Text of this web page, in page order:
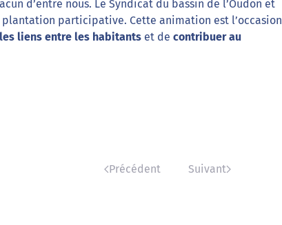
d’entre nous. Le Syndicat du bassin de l’Oudon et
participative. Cette animation est l’occasion
liens entre les habitants et de contribuer au
Précédent Suivant